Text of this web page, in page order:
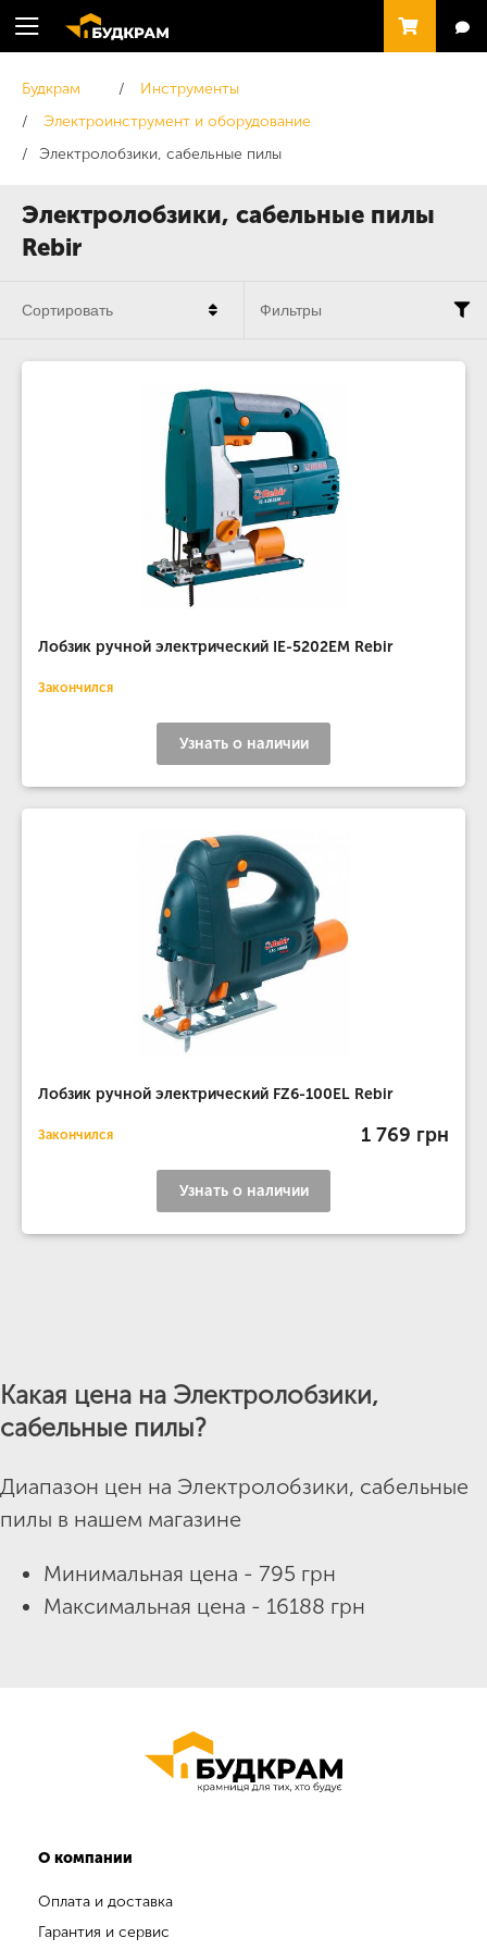
Электролобзики, сабельные пилы
Rebir
Будкрам
Инструменты
Электроинструмент и оборудование
Электролобзики, сабельные пилы
Лобзик ручной электрический IE-5202EM Rebir
Закончился
Узнать о наличии
Лобзик ручной электрический FZ6-100EL Rebir
Закончился 1 769 грн
Узнать о наличии
Сортировать Фильтры
Какая цена на Электролобзики,
сабельные пилы?
Диапазон цен на Электролобзики, сабельные
пилы в нашем магазине
Минимальная цена - 795 грн
Максимальная цена - 16188 грн
О компании
Оплата и доставка
Гарантия и сервис